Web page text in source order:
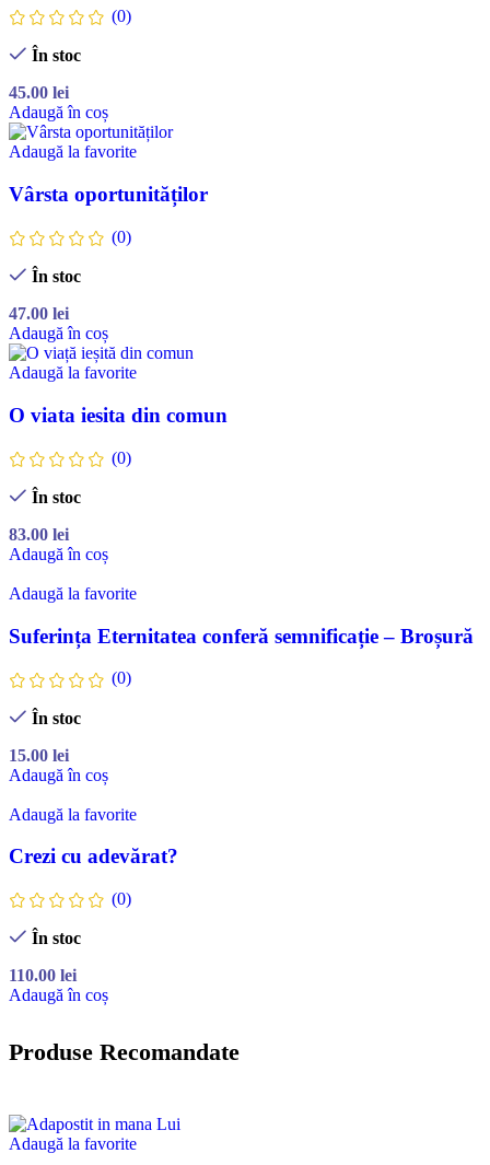
(0)
În stoc
45.00 lei
Adaugă în coș
Adaugă la favorite
Vârsta oportunităților
(0)
În stoc
47.00 lei
Adaugă în coș
Adaugă la favorite
O viata iesita din comun
(0)
În stoc
83.00 lei
Adaugă în coș
Adaugă la favorite
Suferința Eternitatea conferă semnificație – Broșură
(0)
În stoc
15.00 lei
Adaugă în coș
Adaugă la favorite
Crezi cu adevărat?
(0)
În stoc
110.00 lei
Adaugă în coș
Produse Recomandate
Adaugă la favorite